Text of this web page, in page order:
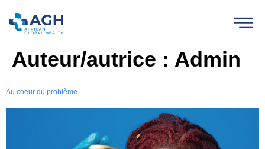
Auteur/autrice : Admin
Au coeur du problème